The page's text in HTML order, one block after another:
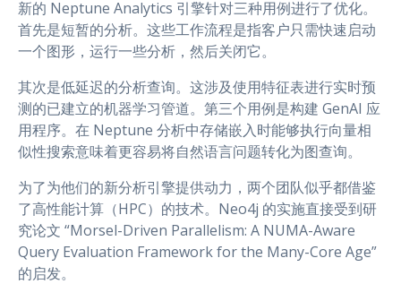
新的 Neptune Analytics 引擎针对三种用例进行了优化。
首先是短暂的分析。这些工作流程是指客户只需快速启动
一个图形，运行一些分析，然后关闭它。
其次是低延迟的分析查询。这涉及使用特征表进行实时预
测的已建立的机器学习管道。第三个用例是构建 GenAI 应
用程序。在 Neptune 分析中存储嵌入时能够执行向量相
似性搜索意味着更容易将自然语言问题转化为图查询。
为了为他们的新分析引擎提供动力，两个团队似乎都借鉴
了高性能计算（HPC）的技术。Neo4j 的实施直接受到研
究论文 “Morsel-Driven Parallelism: A NUMA-Aware
Query Evaluation Framework for the Many-Core Age”
的启发。